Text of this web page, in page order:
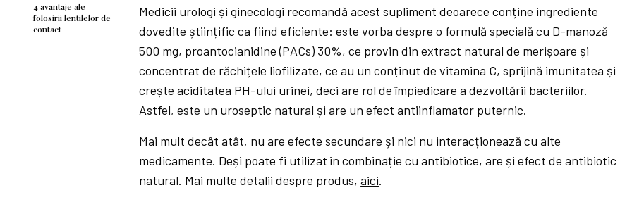
4 avantaje ale
folosirii lentilelor de
contact
Medicii urologi și ginecologi recomandă acest supliment deoarece conține ingrediente
dovedite științific ca fiind eficiente: este vorba despre o formulă specială cu D-manoză
500 mg, proantocianidine (PACs) 30%, ce provin din extract natural de merișoare și
concentrat de răchițele liofilizate, ce au un conținut de vitamina C, sprijină imunitatea și
crește aciditatea PH-ului urinei, deci are rol de împiedicare a dezvoltării bacteriilor.
Astfel, este un uroseptic natural și are un efect antiinflamator puternic.
Mai mult decât atât, nu are efecte secundare și nici nu interacționează cu alte
medicamente. Deși poate fi utilizat în combinație cu antibiotice, are și efect de antibiotic
natural. Mai multe detalii despre produs,aici.